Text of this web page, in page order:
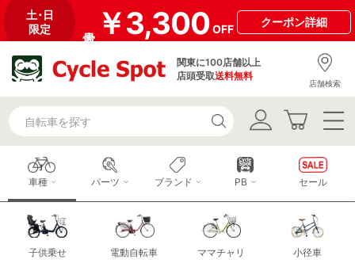
土･日
限定
￥3,300OFF
クーポン詳細
関東に100店舗以上
店頭受取送料無料
店舗検索
車種
子供乗せ 電動自転車 ママチャリ 小径車
パーツ ブランド PB セール